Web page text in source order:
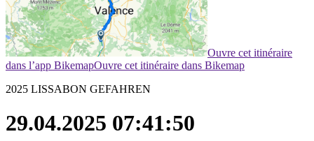
Ouvre cet itinéraire
dans l’app BikemapOuvre cet itinéraire dans Bikemap
2025 LISSABON GEFAHREN
29.04.2025 07:41:50